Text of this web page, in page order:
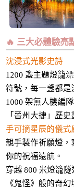
🔥 三大必體驗亮
沈浸式光影史詩
1200 盞主題燈籠
符號，每一盞都是
1000 架無人機編
「晉州大捷」歷
手可摘星辰的儀式
親手製作祈願燈，
你的祝福遠航。
穿越 800 米燈籠
《鬼怪》般的奇幻